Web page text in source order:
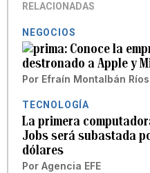
RELACIONADAS
NEGOCIOS
Conoce la
destronado a Apple y
Por Efraín Montalbán Ríos
TECNOLOGÍA
La primera
Jobs será subastada
dólares
Por Agencia EFE